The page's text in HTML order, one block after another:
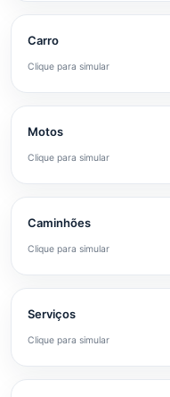
Carro
Clique para simular
Motos
Clique para simular
Caminhões
Clique para simular
Serviços
Clique para simular